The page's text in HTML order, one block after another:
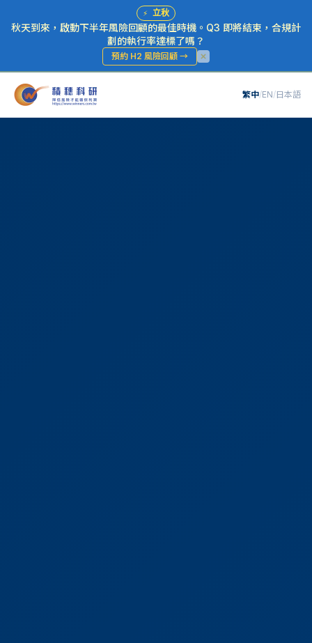
⚡ 立秋
秋天到來，啟動下半年風險回顧的最佳時機。Q3 即將結束，合規計
劃的執行率達標了嗎？
預約 H2 風險回顧 →
繁中/EN/日本語